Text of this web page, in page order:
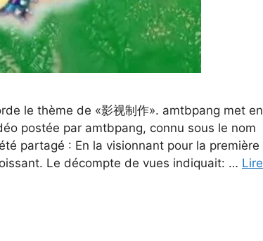
le thème de «影视制作». amtbpang met en
postée par amtbpang, connu sous le nom
partagé : En la visionnant pour la première
Le décompte de vues indiquait: … Lire